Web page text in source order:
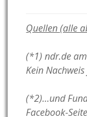
Quellen (alle
(*1) ndr.de
Kein
(*2)…und
Facebook-